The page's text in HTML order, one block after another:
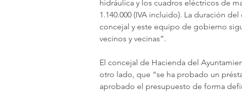
hidráulica y los cuadros eléctricos de
1.140.000 (IVA incluido). La duración
concejal y este equipo de gobierno
vecinos y vecinas”.
El concejal de Hacienda del
otro lado, que “se ha probado un
aprobado el presupuesto de forma